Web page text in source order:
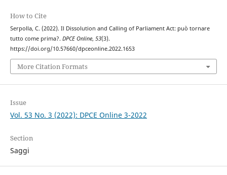
How to Cite
Serpolla, C. (2022). Il Dissolution and Calling of Parliament Act: può tornare
tutto come prima?. DPCE Online, 53(3).
https://doi.org/10.57660/dpceonline.2022.1653
More Citation Formats
Issue
Vol. 53 No. 3 (2022): DPCE Online 3-2022
Section
Saggi